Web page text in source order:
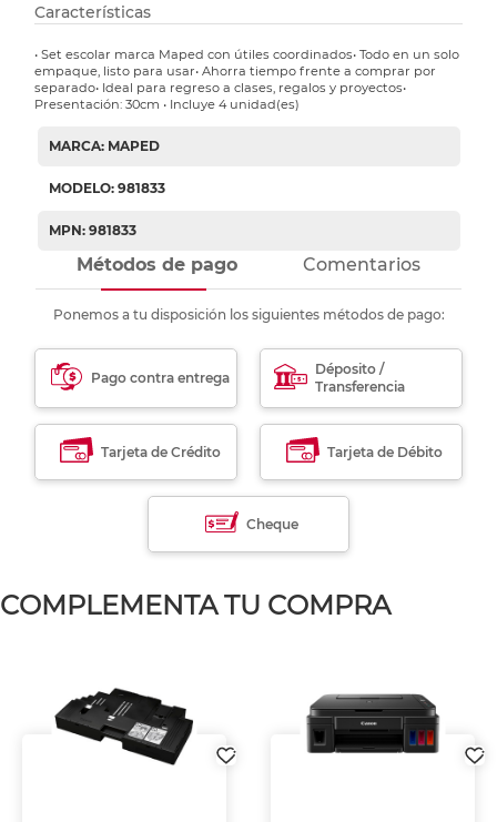
Características
• Set escolar marca Maped con útiles coordinados• Todo en un solo
empaque, listo para usar• Ahorra tiempo frente a comprar por
separado• Ideal para regreso a clases, regalos y proyectos•
Presentación: 30cm • Incluye 4 unidad(es)
MARCA: MAPED
MODELO: 981833
MPN: 981833
Métodos de pago Comentarios
Ponemos a tu disposición los siguientes métodos de pago:
Pago contra entrega
Déposito /
Transferencia
Tarjeta de Crédito Tarjeta de Débito
Cheque
COMPLEMENTA TU COMPRA